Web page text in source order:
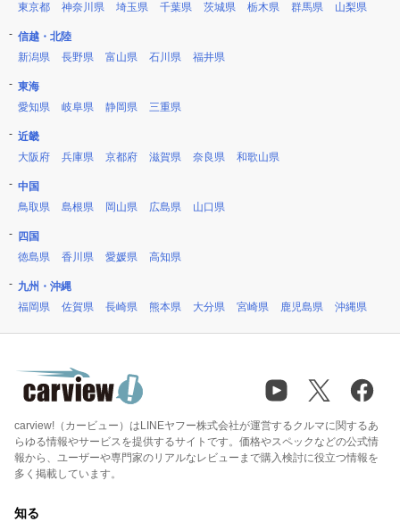
東京都
神奈川県 埼玉県 千葉県 茨城県 栃木県 群馬県 山梨県
信越・北陸
新潟県
長野県 富山県 石川県 福井県
東海
愛知県
岐阜県 静岡県 三重県
近畿
大阪府
兵庫県 京都府 滋賀県 奈良県 和歌山県
中国
鳥取県
島根県 岡山県 広島県 山口県
四国
徳島県
香川県 愛媛県 高知県
九州・沖縄
福岡県
佐賀県 長崎県 熊本県 大分県 宮崎県 鹿児島県 沖縄県
carview!（カービュー）はLINEヤフー株式会社が運営するクルマに関するあ
らゆる情報やサービスを提供するサイトです。価格やスペックなどの公式情
報から、ユーザーや専門家のリアルなレビューまで購入検討に役立つ情報を
多く掲載しています。
知る